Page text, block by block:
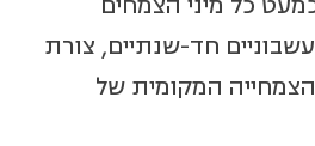
חד-שנתיים, צורת
המקומית של